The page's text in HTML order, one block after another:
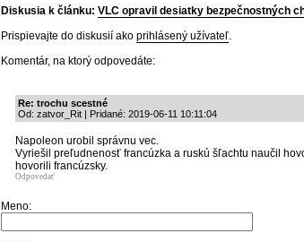
Diskusia k článku: VLC opravil desiatky bezpečnostných
Prispievajte do diskusií ako prihlásený užívateľ.
Komentár, na ktorý odpovedáte:
Re: trochu scestné
Od: zatvor_Rit | Pridané: 2019-06-11 10:11:04
Napoleon urobil správnu vec.
Vyriešil preľudnenosť francúzka a ruskú šľachtu naučil
hovorili francúzsky.
Odpovedať
Meno: